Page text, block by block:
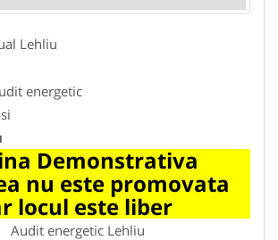
Lehliu
energetic
Demonstrativa
nu este promovata
locul este liber
Audit energetic Lehliu